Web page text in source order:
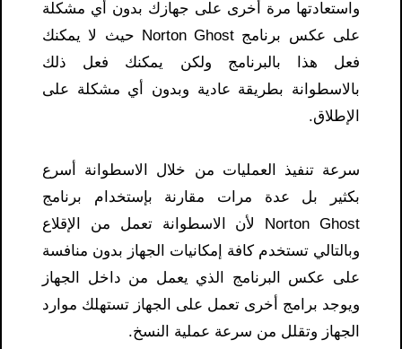
واستعادتها مرة أخرى على جهازك بدون أي مشكلة
على عكس برنامج Norton Ghost حيث لا يمكنك
فعل هذا بالبرنامج ولكن يمكنك فعل ذلك
بالاسطوانة بطريقة عادية وبدون أي مشكلة على
الإطلاق.
سرعة تنفيذ العمليات من خلال الاسطوانة أسرع
بكثير بل عدة مرات مقارنة بإستخدام برنامج
Norton Ghost لأن الاسطوانة تعمل من الإقلاع
وبالتالي تستخدم كافة إمكانيات الجهاز بدون منافسة
على عكس البرنامج الذي يعمل من داخل الجهاز
ويوجد برامج أخرى تعمل على الجهاز تستهلك موارد
الجهاز وتقلل من سرعة عملية النسخ.